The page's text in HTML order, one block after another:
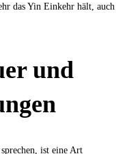
das Yin Einkehr hält, auch
und
ist eine Art